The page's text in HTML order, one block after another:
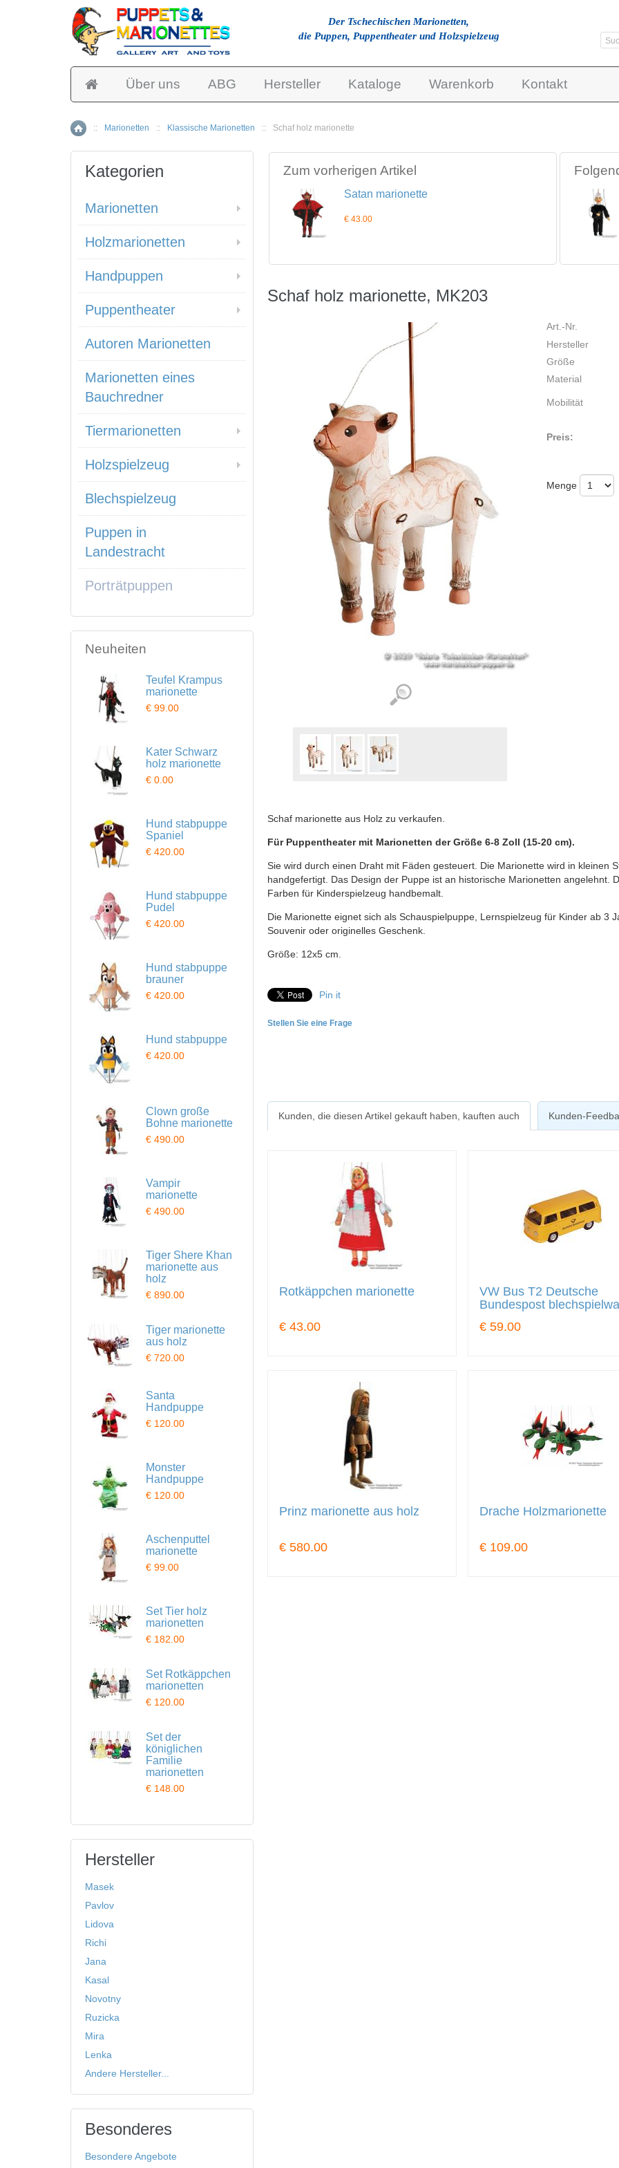
Über uns ABG Hersteller Kataloge Warenkorb Kontakt
Home
:: Marionetten :: Klassische Marionetten :: Schaf holz marionette
Zum vorherigen Artikel
Satan marionette
€ 43.00
Schaf holz marionette, MK203
Art.-Nr.
Hersteller
Größe
Material
Mobilität
Preis:
Menge
Schaf marionette aus Holz zu verkaufen.
Für Puppentheater mit Marionetten der Größe 6-8 Zoll (15-20 cm).
Sie wird durch einen Draht mit Fäden gesteuert. Die Marionette wird in kleinen
handgefertigt. Das Design der Puppe ist an historische Marionetten angelehnt.
Farben für Kinderspielzeug handbemalt.
Die Marionette eignet sich als Schauspielpuppe, Lernspielzeug für Kinder ab 3
Souvenir oder originelles Geschenk.
Größe: 12x5 cm.
Pin it
Stellen Sie eine Frage
Kunden, die diesen Artikel gekauft haben, kauften auch Kunden-
Rotkäppchen marionette
€ 43.00
VW Bus T2 Deutsche
Bundespost
€ 59.00
Prinz marionette aus holz
€ 580.00
Drache Holzmarionette
€ 109.00
Kategorien
Marionetten
Holzmarionetten
Handpuppen
Puppentheater
Autoren Marionetten
Marionetten eines
Bauchredner
Tiermarionetten
Holzspielzeug
Blechspielzeug
Puppen in
Landestracht
Porträtpuppen
Neuheiten
Teufel Krampus
marionette
€ 99.00
Kater Schwarz
holz marionette
€ 0.00
Hund stabpuppe
Spaniel
€ 420.00
Hund stabpuppe
Pudel
€ 420.00
Hund stabpuppe
brauner
€ 420.00
Hund stabpuppe
€ 420.00
Clown große
Bohne marionette
€ 490.00
Vampir
marionette
€ 490.00
Tiger Shere Khan
marionette aus
holz
€ 890.00
Tiger marionette
aus holz
€ 720.00
Santa
Handpuppe
€ 120.00
Monster
Handpuppe
€ 120.00
Aschenputtel
marionette
€ 99.00
Set Tier holz
marionetten
€ 182.00
Set Rotkäppchen
marionetten
€ 120.00
Set der
königlichen
Familie
marionetten
€ 148.00
Hersteller
Masek
Pavlov
Lidova
Richi
Jana
Kasal
Novotny
Ruzicka
Mira
Lenka
Andere Hersteller...
Besonderes
Besondere Angebote
Der Tschechischen Marionetten,
die Puppen, Puppentheater und Holzspielzeug